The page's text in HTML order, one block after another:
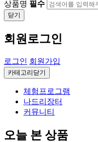
상품명 필수
닫기
회원로그인
로그인 회원가입
카테고리닫기
체험프로그램
나드리장터
커뮤니티
오늘 본 상품